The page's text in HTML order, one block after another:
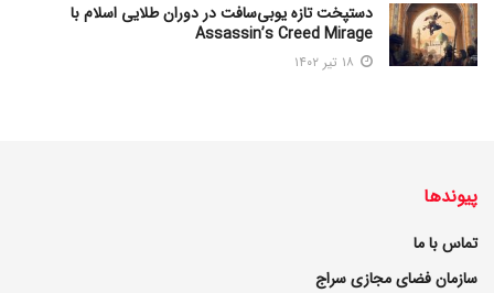
دستپخت تازه یوبی‌سافت در دوران طلایی اسلام با
Assassin’s Creed Mirage
پیوندها
تماس با ما
سازمان فضای مجازی سراج